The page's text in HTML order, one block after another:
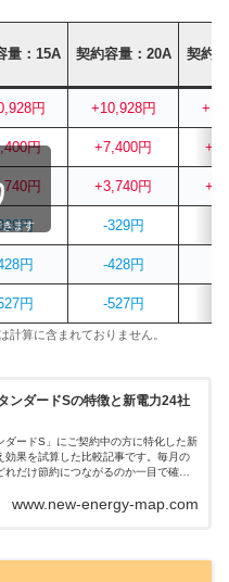
量：15A 契約容量：20A 契約
円 +10,928円
円 +7,400円
円 +3,740円
円 -329円
円 -428円
円 -527円
きます
算に含まれておりません。
ンダードSの特徴と新電力24社
ダードS」にご契約中の方に特化した新
効果を試算した比較記事です。毎月の
れだけ節約につながるのか一目で確認
のようなことが無いように乗り換え前
www.new-energy-map.com